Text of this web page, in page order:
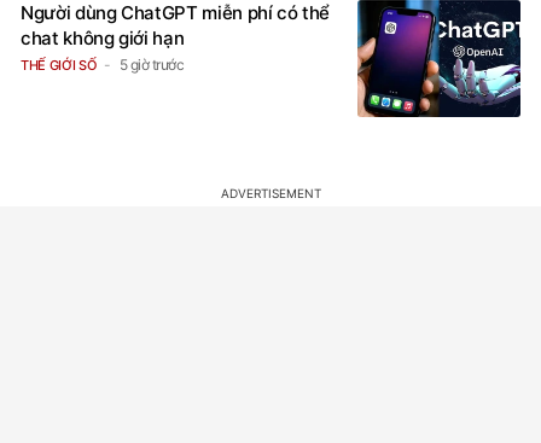
Người dùng ChatGPT miễn phí có thể
chat không giới hạn
THẾ GIỚI SỐ 5 giờ trước